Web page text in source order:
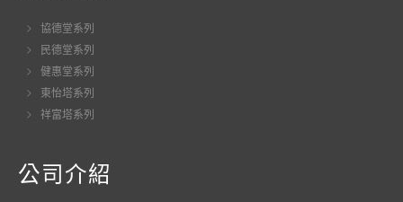
協德堂系列
民德堂系列
健惠堂系列
東怡塔系列
祥富塔系列
公司介紹